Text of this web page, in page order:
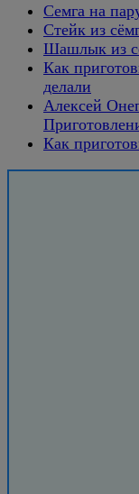
Семга на
Стейк из
Шашлык из
Как
делали
Алексей
Как